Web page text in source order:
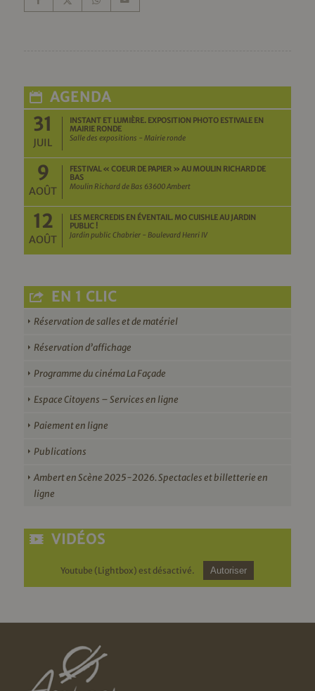
AGENDA
31
JUIL
INSTANT ET LUMIÈRE. EXPOSITION PHOTO ESTIVALE EN
MAIRIE RONDE
Salle des expositions - Mairie ronde
9
AOÛT
FESTIVAL « COEUR DE PAPIER » AU MOULIN RICHARD DE
BAS
Moulin Richard de Bas 63600 Ambert
12
AOÛT
LES MERCREDIS EN ÉVENTAIL. MO CUISHLE AU JARDIN
PUBLIC !
Jardin public Chabrier - Boulevard Henri IV
EN 1 CLIC
Réservation de salles et de matériel
Réservation d’affichage
Programme du cinéma La Façade
Espace Citoyens – Services en ligne
Paiement en ligne
Publications
Ambert en Scène 2025-2026. Spectacles et billetterie en
ligne
VIDÉOS
Youtube (Lightbox) est désactivé. Autoriser